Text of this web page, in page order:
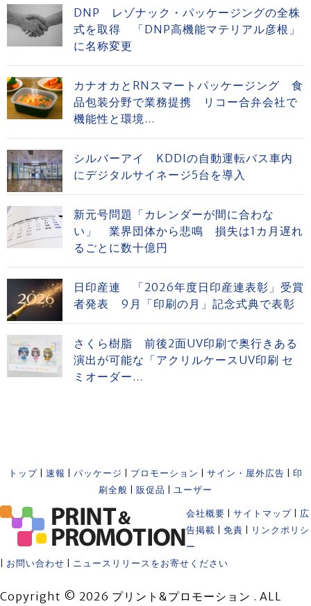
DNP レゾナック・パッケージングの全株
式を取得 「DNP高機能マテリアル彦根」
に名称変更
カナオカとRNスマートパッケージング 食
品包装分野で業務提携 リコー合弁会社で
機能性と環境...
シルバーアイ KDDIの自動運転バス車内
にデジタルサイネージ5台を導入
新元号問題「カレンダーが間に合わな
い」 業界団体から悲鳴 損失は1カ月遅れ
るごとに数十億円
日印産連 「2026年度日印産連表彰」受賞
者発表 9月「印刷の月」記念式典で表彰
さくら樹脂 前後2面UV印刷で奥行きある
演出が可能な「アクリルケースUV印刷 セ
ミオーダー...
トップ 速報 パッケージ プロモーション サイン・屋外広告
印
刷全般
販促品 ユーザー
会社概要 サイトマップ
広
告掲載
免責
リンクポリシ
ー
お問い合わせ ニュースリリースをお寄せください
Copyright © 2026 プリント&プロモーション . ALL